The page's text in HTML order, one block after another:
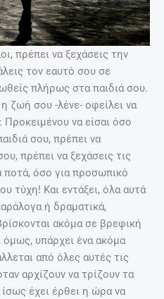
πρέπει να ξεχάσεις την
τον εαυτό σου σε
πλήρως στα παιδιά σου.
ζωή σου -λένε- οφείλει να
να είσαι όσο
σου, πρέπει να
πρέπει να ξεχάσεις τις
ποτά, όσο για προσωπικό
τύχη! Και εντάξει, όλα αυτά
ή δραματικά,
ακόμα σε βρεφική
υπάρχει ένα ακόμα
από όλες αυτές τις
αρχίζουν να τρίζουν τα
έχει έρθει η ώρα να